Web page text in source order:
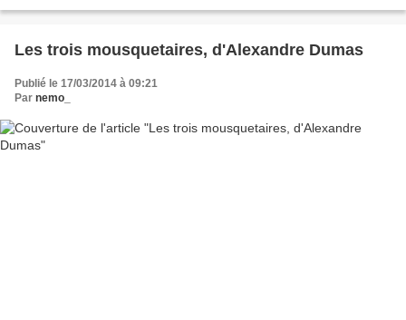
Les trois mousquetaires, d'Alexandre Dumas
Publié le 17/03/2014 à 09:21
Par nemo_